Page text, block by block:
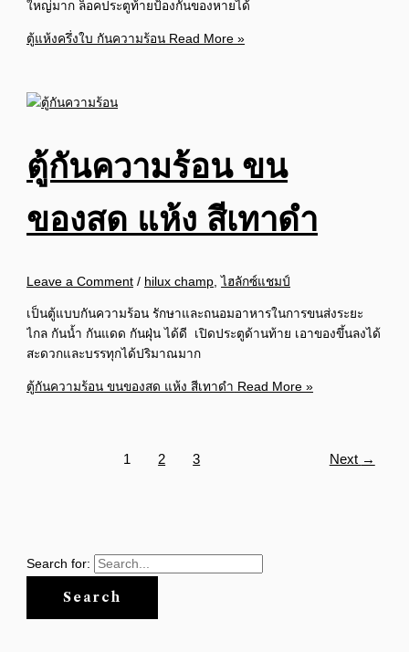
ใหญ่มาก ล็อคประตูท้ายป้องกันของหายได้
ตู้แห้งครึ่งใบ กันความร้อน Read More »
ตู้กันความร้อน ขน
ของสด แห้ง สีเทาดำ
Leave a Comment / hilux champ,ไฮลักซ์แชมป์
เป็นตู้แบบกันความร้อน รักษาและถนอมอาหารในการขนส่งระยะ
ไกล กันน้ำ กันแดด กันฝุ่น ได้ดี เปิดประตูด้านท้าย เอาของขึ้นลงได้
สะดวกและบรรทุกได้ปริมาณมาก
ตู้กันความร้อน ขนของสด แห้ง สีเทาดำ Read More »
1 2 3 Next →
Search for: